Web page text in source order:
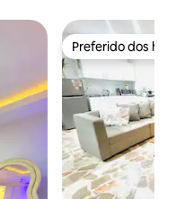
Preferido dos
Preferido dos